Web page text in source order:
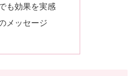
も効果を実感
メッセージ